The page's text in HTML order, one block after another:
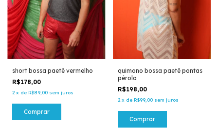
short bossa paetê vermelho
R$178,00
2 x de R$89,00 sem juros
Comprar
quimono bossa paetê pontas
pérola
R$198,00
2 x de R$99,00 sem juros
Comprar